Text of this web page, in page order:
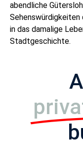
abendliche
in das damalige
Stadtgeschichte.